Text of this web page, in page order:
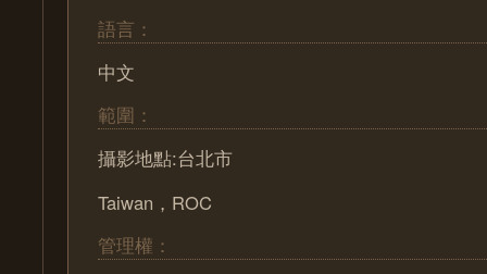
語言：
中文
範圍：
攝影地點:台北市
Taiwan，ROC
管理權：